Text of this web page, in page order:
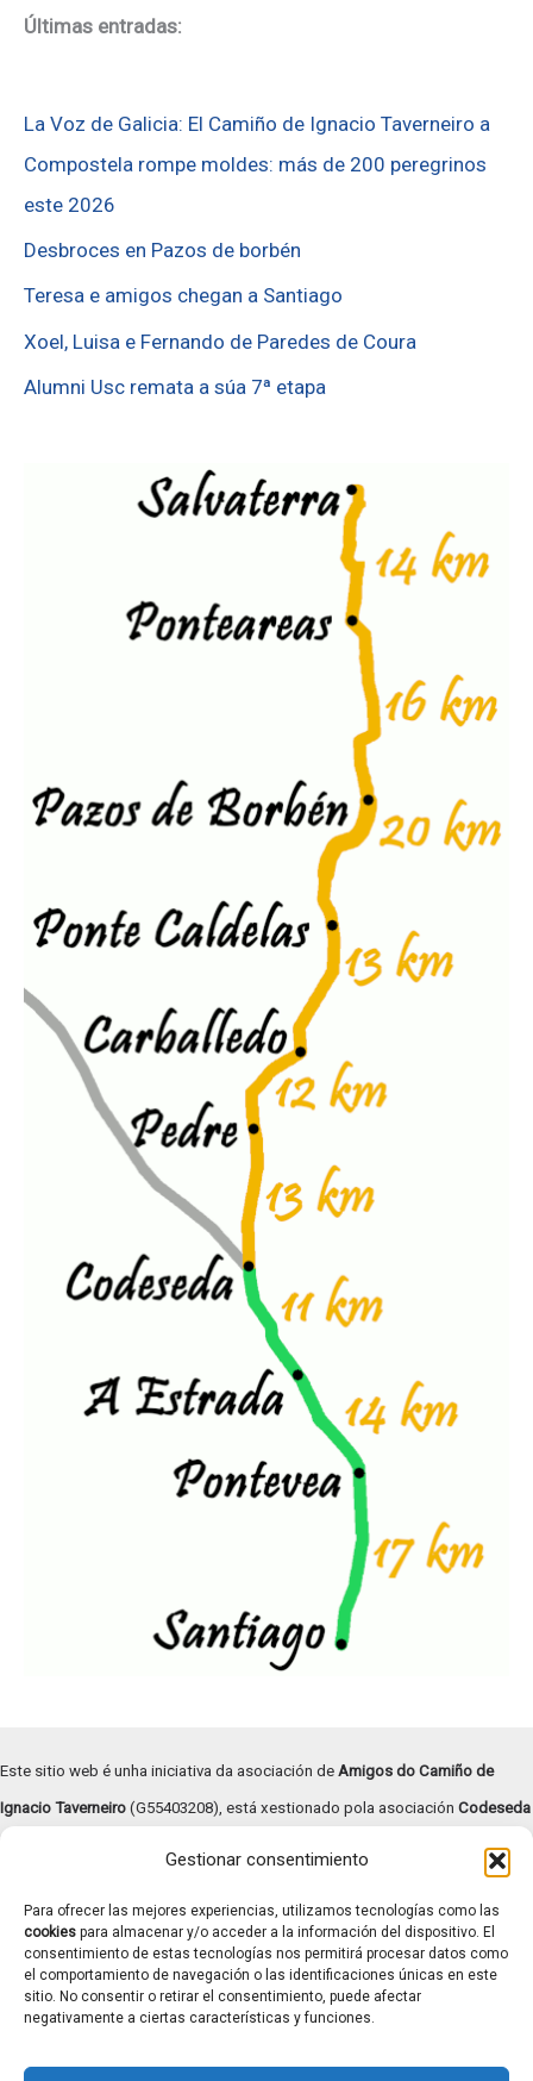
Gestionar consentimiento
Para ofrecer las mejores experiencias, utilizamos tecnologías como las
cookies para almacenar y/o acceder a la información del dispositivo. El
consentimiento de estas tecnologías nos permitirá procesar datos como
el comportamiento de navegación o las identificaciones únicas en este
sitio. No consentir o retirar el consentimiento, puede afectar
negativamente a ciertas características y funciones.
Últimas entradas:
La Voz de Galicia: El Camiño de Ignacio Taverneiro a
Compostela rompe moldes: más de 200 peregrinos
este 2026
Desbroces en Pazos de borbén
Teresa e amigos chegan a Santiago
Xoel, Luisa e Fernando de Paredes de Coura
Alumni Usc remata a súa 7ª etapa
Este sitio web é unha iniciativa da asociación de Amigos do Camiño de
Ignacio Taverneiro (G55403208), está xestionado pola asociación Codeseda
Copyright © | 2026 |Aviso legal|Términos y condiciones|
Transparencia|Política de cookies
Contacto: caminotaverneiro@gmail.com